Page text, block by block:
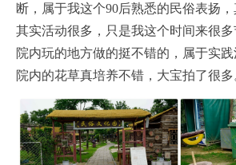
断，属于我这个90后熟悉的民俗表扬
其实活动很多，只是我这个时间来很多
院内玩的地方做的挺不错的，属于实践
院内的花草真培养不错，大宝拍了很多